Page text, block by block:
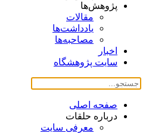
پژوهش‌ها
مقالات
یادداشت‌ها
مصاحبه‌ها
اخبار
سایت پژوهشگاه
صفحه اصلی
درباره حلقات
معرفی سایت